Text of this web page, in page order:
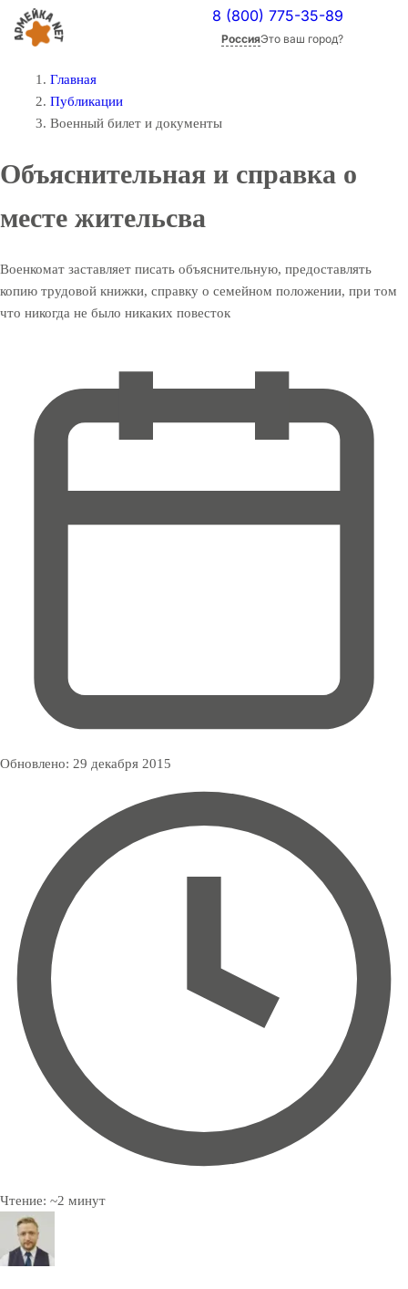
8 (800) 775-35-89
РоссияЭто ваш город?
Главная
Публикации
Военный билет и документы
Объяснительная и справка о
месте жительсва
Военкомат заставляет писать объяснительную, предоставлять
копию трудовой книжки, справку о семейном положении, при том
что никогда не было никаких повесток
Обновлено: 29 декабря 2015
Чтение: ~2 минут